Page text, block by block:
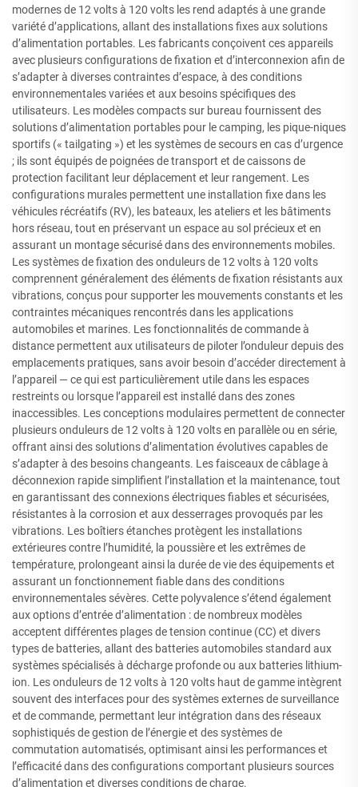
modernes de 12 volts à 120 volts les rend adaptés à une grande
variété d’applications, allant des installations fixes aux solutions
d’alimentation portables. Les fabricants conçoivent ces appareils
avec plusieurs configurations de fixation et d’interconnexion afin de
s’adapter à diverses contraintes d’espace, à des conditions
environnementales variées et aux besoins spécifiques des
utilisateurs. Les modèles compacts sur bureau fournissent des
solutions d’alimentation portables pour le camping, les pique-niques
sportifs (« tailgating ») et les systèmes de secours en cas d’urgence
; ils sont équipés de poignées de transport et de caissons de
protection facilitant leur déplacement et leur rangement. Les
configurations murales permettent une installation fixe dans les
véhicules récréatifs (RV), les bateaux, les ateliers et les bâtiments
hors réseau, tout en préservant un espace au sol précieux et en
assurant un montage sécurisé dans des environnements mobiles.
Les systèmes de fixation des onduleurs de 12 volts à 120 volts
comprennent généralement des éléments de fixation résistants aux
vibrations, conçus pour supporter les mouvements constants et les
contraintes mécaniques rencontrés dans les applications
automobiles et marines. Les fonctionnalités de commande à
distance permettent aux utilisateurs de piloter l’onduleur depuis des
emplacements pratiques, sans avoir besoin d’accéder directement à
l’appareil — ce qui est particulièrement utile dans les espaces
restreints ou lorsque l’appareil est installé dans des zones
inaccessibles. Les conceptions modulaires permettent de connecter
plusieurs onduleurs de 12 volts à 120 volts en parallèle ou en série,
offrant ainsi des solutions d’alimentation évolutives capables de
s’adapter à des besoins changeants. Les faisceaux de câblage à
déconnexion rapide simplifient l’installation et la maintenance, tout
en garantissant des connexions électriques fiables et sécurisées,
résistantes à la corrosion et aux desserrages provoqués par les
vibrations. Les boîtiers étanches protègent les installations
extérieures contre l’humidité, la poussière et les extrêmes de
température, prolongeant ainsi la durée de vie des équipements et
assurant un fonctionnement fiable dans des conditions
environnementales sévères. Cette polyvalence s’étend également
aux options d’entrée d’alimentation : de nombreux modèles
acceptent différentes plages de tension continue (CC) et divers
types de batteries, allant des batteries automobiles standard aux
systèmes spécialisés à décharge profonde ou aux batteries lithium-
ion. Les onduleurs de 12 volts à 120 volts haut de gamme intègrent
souvent des interfaces pour des systèmes externes de surveillance
et de commande, permettant leur intégration dans des réseaux
sophistiqués de gestion de l’énergie et des systèmes de
commutation automatisés, optimisant ainsi les performances et
l’efficacité dans des configurations comportant plusieurs sources
d’alimentation et diverses conditions de charge.